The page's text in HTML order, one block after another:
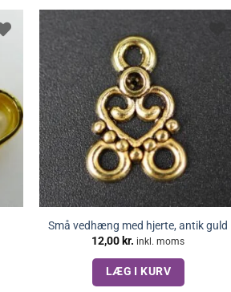
Små vedhæng med hjerte, antik guld
12,00 kr. inkl. moms
LÆG I KURV